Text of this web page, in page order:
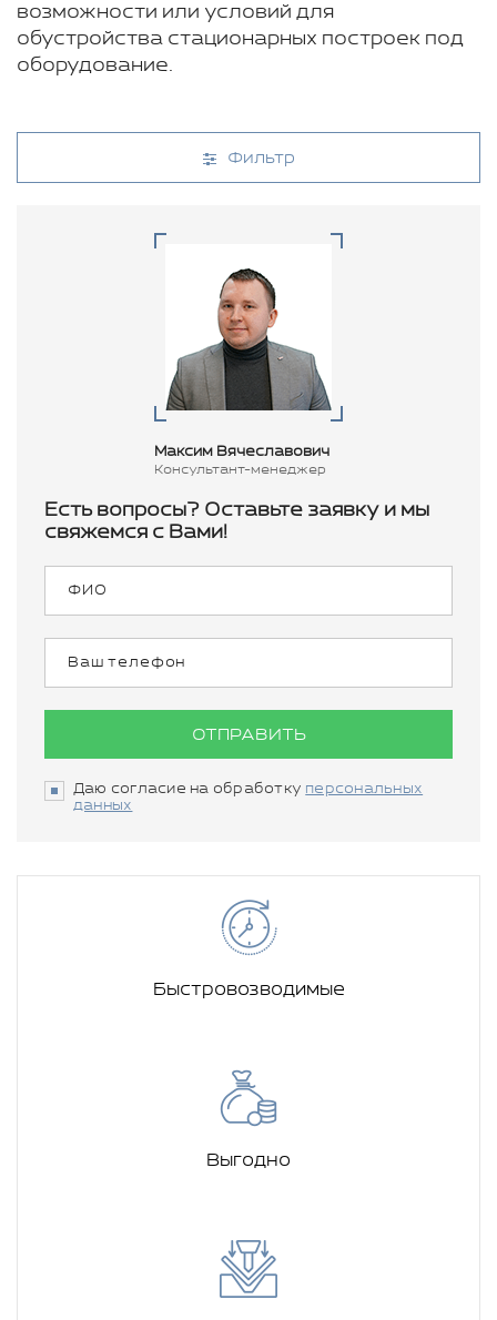
возможности или условий для
обустройства стационарных построек под
оборудование.
Фильтр
Максим Вячеславович
Консультант-менеджер
Есть вопросы? Оставьте заявку и мы
свяжемся с Вами!
ОТПРАВИТЬ
Даю согласие на обработку персональных
данных
Быстровозводимые
Выгодно